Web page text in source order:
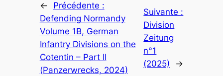
←
Précédente :
Defending Normandy
Volume 1B, German
Infantry Divisions on the
Cotentin – Part II
(Panzerwrecks, 2024)
Suivante :
Division
Zeitung
n°1
(2025)
→